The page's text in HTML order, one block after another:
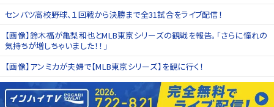
センバツ高校野球、１回戦から決勝まで全31試合をライブ配信！
【画像】鈴木福が亀梨和也とMLB東京シリーズの観戦を報告。「さらに憧れの
気持ちが増しちゃいました！！」
【画像】アンミカが夫婦で【MLB東京シリーズ】を観に行く！